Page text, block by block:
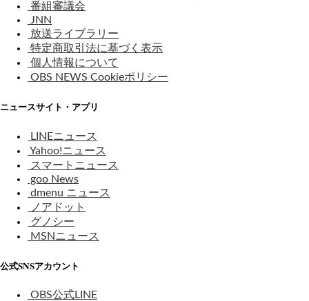
番組審議会
JNN
放送ライブラリー
特定商取引法に基づく表示
個人情報について
OBS NEWS Cookieポリシー
ニュースサイト・アプリ
LINEニュース
Yahoo!ニュース
スマートニュース
goo News
dmenu ニュース
ノアドット
グノシー
MSNニュース
公式SNSアカウント
OBS公式LINE